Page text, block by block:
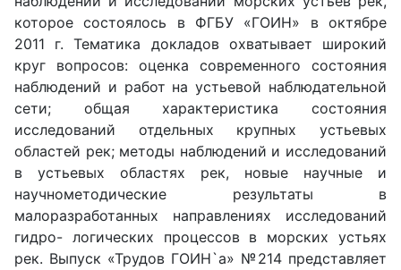
которое состоялось в ФГБУ «ГОИН» в октябре
2011 г. Тематика докладов охватывает широкий
круг вопросов: оценка современного состояния
наблюдений и работ на устьевой наблюдательной
сети; общая характеристика состояния
исследований отдельных крупных устьевых
областей рек; методы наблюдений и исследований
в устьевых областях рек, новые научные и
научнометодические результаты в
малоразработанных направлениях исследований
гидро- логических процессов в морских устьях
рек. Выпуск «Трудов ГОИН`а» №214 представляет